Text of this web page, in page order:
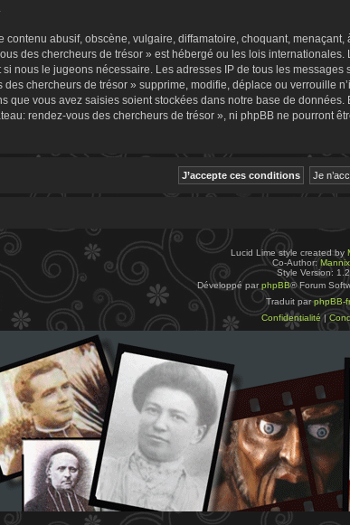
contenu abusif, obscène, vulgaire, diffamatoire, choquant,
des chercheurs de trésor » est hébergé ou les lois
si nous le jugeons nécessaire. Les adresses IP de tous les
chercheurs de trésor » supprime, modifie, déplace ou verrouille
que vous avez saisies soient stockées dans notre base de
rendez-vous des chercheurs de trésor », ni phpBB ne pourront
Lucid Lime style created by
Co-Author:
Style Version:
Développé parphpBB® Forum
Traduit parphpBB-
Confidentialité |